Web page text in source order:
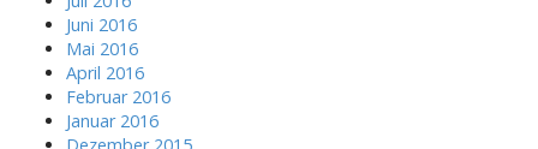
Juni 2016
Mai 2016
April 2016
Februar 2016
Januar 2016
Dezember 2015